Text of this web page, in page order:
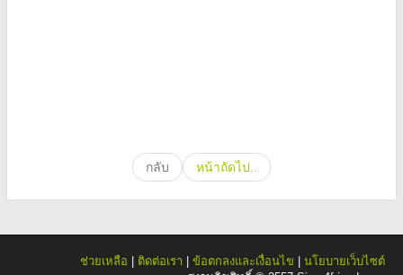
กลับ หน้าถัดไป..
ช่วยเหลือ ติดต่อเรา ข้อตกลงและเงื่อนไข
นโยบายเว็บไซต์